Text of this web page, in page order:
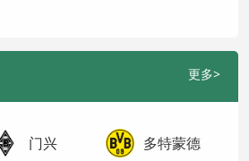
更多>
门兴 多特蒙德